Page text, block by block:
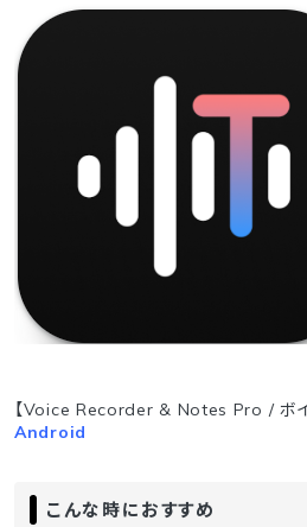
【Voice Recorder & Notes Pro / ボイ
Android
こんな時におすすめ